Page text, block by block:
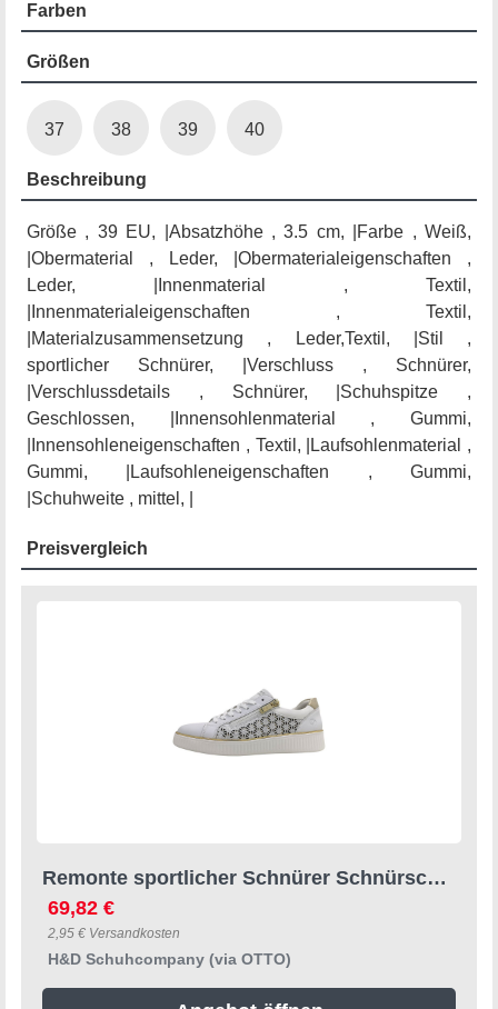
Farben
Größen
37 38 39 40
Beschreibung
Größe , 39 EU, |Absatzhöhe , 3.5 cm, |Farbe , Weiß,
|Obermaterial , Leder, |Obermaterialeigenschaften ,
Leder, |Innenmaterial , Textil,
|Innenmaterialeigenschaften , Textil,
|Materialzusammensetzung , Leder,Textil, |Stil ,
sportlicher Schnürer, |Verschluss , Schnürer,
|Verschlussdetails , Schnürer, |Schuhspitze ,
Geschlossen, |Innensohlenmaterial , Gummi,
|Innensohleneigenschaften , Textil, |Laufsohlenmaterial ,
Gummi, |Laufsohleneigenschaften , Gummi,
|Schuhweite , mittel, |
Preisvergleich
Remonte sportlicher Schnürer Schnürschuh
69,82 €
2,95 € Versandkosten
H&D Schuhcompany (via OTTO)